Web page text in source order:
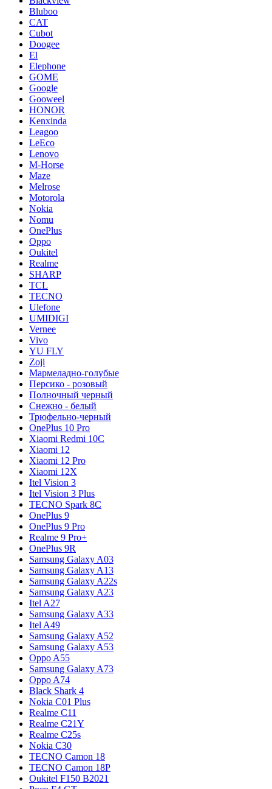
Bluboo
CAT
Cubot
Doogee
El
Elephone
GOME
Google
Gooweel
HONOR
Kenxinda
Leagoo
LeEco
Lenovo
M-Horse
Maze
Melrose
Motorola
Nokia
Nomu
OnePlus
Oppo
Oukitel
Realme
SHARP
TCL
TECNO
Ulefone
UMIDIGI
Vernee
Vivo
YU FLY
Zoji
Мармеладно-голубые
Персико - розовый
Полночный черный
Снежно - белый
Трюфельно-черный
OnePlus 10 Pro
Xiaomi Redmi 10C
Xiaomi 12
Xiaomi 12 Pro
Xiaomi 12X
Itel Vision 3
Itel Vision 3 Plus
TECNO Spark 8C
OnePlus 9
OnePlus 9 Pro
Realme 9 Pro+
OnePlus 9R
Samsung Galaxy A03
Samsung Galaxy A13
Samsung Galaxy A22s
Samsung Galaxy A23
Itel A27
Samsung Galaxy A33
Itel A49
Samsung Galaxy A52
Samsung Galaxy A53
Oppo A55
Samsung Galaxy A73
Oppo A74
Black Shark 4
Nokia C01 Plus
Realme C11
Realme C21Y
Realme C25s
Nokia C30
TECNO Camon 18
TECNO Camon 18P
Oukitel F150 B2021